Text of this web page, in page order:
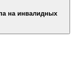
на инвалидных